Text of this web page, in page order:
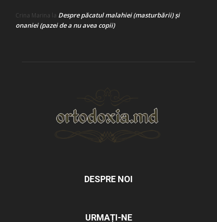
Crina Marina la Despre păcatul malahiei (masturbării) şi
onaniei (pazei de a nu avea copii)
DESPRE NOI
URMAȚI-NE